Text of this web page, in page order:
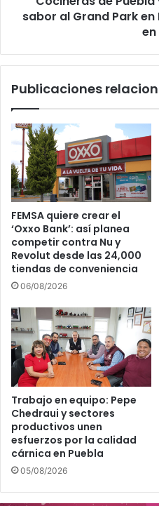
Park
de
Moles
LA
sabor al Grand Park en
en
Publicaciones
FEMSA quiere crear el
‘Oxxo Bank’: así planea
competir contra Nu y
Revolut desde las 24,000
tiendas de conveniencia
06/08/2026
Trabajo en equipo: Pepe
Chedraui y sectores
productivos unen
esfuerzos por la calidad
cárnica en Puebla
05/08/2026